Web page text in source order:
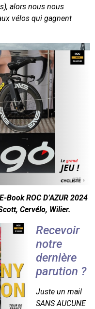
alors nous nous
vélos qui gagnent
ROC D’AZUR 2024
Cervélo, Wilier.
Recevoir
notre
dernière
parution ?
Juste un mail
SANS AUCUNE